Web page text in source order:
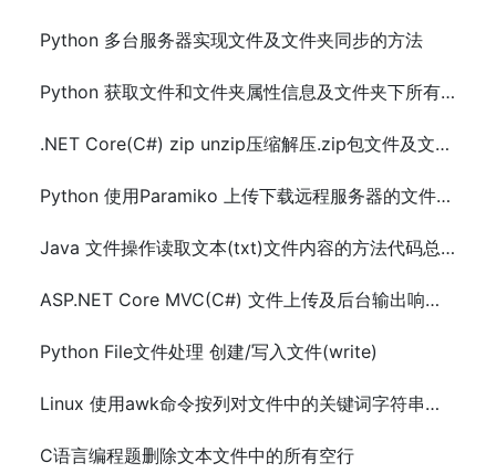
Python 多台服务器实现文件及文件夹同步的方法
Python 获取文件和文件夹属性信息及文件夹下所有的文件(os.stat() 和 os.path)
.NET Core(C#) zip unzip压缩解压.zip包文件及文件夹
Python 使用Paramiko 上传下载远程服务器的文件或文件夹
Java 文件操作读取文本(txt)文件内容的方法代码总结
ASP.NET Core MVC(C#) 文件上传及后台输出响应Aspose.Words处理后文件
Python File文件处理 创建/写入文件(write)
Linux 使用awk命令按列对文件中的关键词字符串计数
C语言编程题删除文本文件中的所有空行